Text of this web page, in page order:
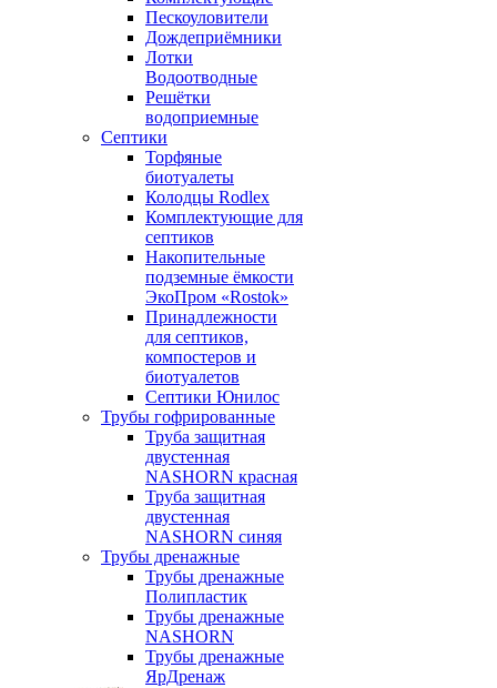
Пескоуловители
Дождеприёмники
Лотки
Водоотводные
Решётки
водоприемные
Септики
Торфяные
биотуалеты
Колодцы Rodlex
Комплектующие для
септиков
Накопительные
подземные ёмкости
ЭкоПром «Rostok»
Принадлежности
для септиков,
компостеров и
биотуалетов
Септики Юнилос
Трубы гофрированные
Труба защитная
двустенная
NASHORN красная
Труба защитная
двустенная
NASHORN синяя
Трубы дренажные
Трубы дренажные
Полипластик
Трубы дренажные
NASHORN
Трубы дренажные
ЯрДренаж